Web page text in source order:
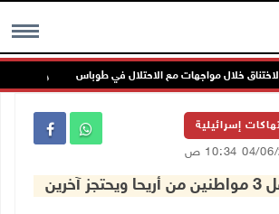
MENU خلال مواجهات مع الاحتلال في طوباس
إسرائيلية
آخرين